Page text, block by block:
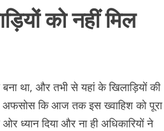
को नहीं मिल
था, और तभी से यहां के खिलाड़ियों की
अफसोस कि आज तक इस ख्वाहिश को पूरा
ध्यान दिया और ना ही अधिकारियों ने